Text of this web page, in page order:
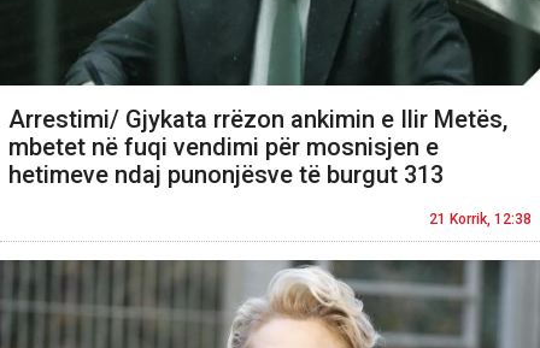
Arrestimi/ Gjykata rrëzon ankimin e Ilir Metës,
mbetet në fuqi vendimi për mosnisjen e
hetimeve ndaj punonjësve të burgut 313
21 Korrik, 12:38